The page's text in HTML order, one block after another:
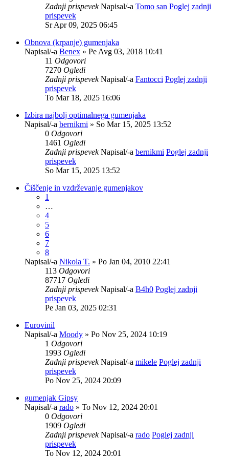
Zadnji prispevekNapisal/-a Tomo san Poglej zadnji
prispevek
Sr Apr 09, 2025 06:45
Obnova (krpanje) gumenjaka
Napisal/-a Benex » Pe Avg 03, 2018 10:41
11 Odgovori
7270 Ogledi
Zadnji prispevekNapisal/-a Fantocci Poglej zadnji
prispevek
To Mar 18, 2025 16:06
Izbira najbolj optimalnega gumenjaka
Napisal/-a bernikmi » So Mar 15, 2025 13:52
0 Odgovori
1461 Ogledi
Zadnji prispevekNapisal/-a bernikmi Poglej zadnji
prispevek
So Mar 15, 2025 13:52
Čiščenje in vzdrževanje gumenjakov
1
…
4
5
6
7
8
Napisal/-a Nikola T. » Po Jan 04, 2010 22:41
113 Odgovori
87717 Ogledi
Zadnji prispevekNapisal/-a B4h0 Poglej zadnji
prispevek
Pe Jan 03, 2025 02:31
Eurovinil
Napisal/-a Moody » Po Nov 25, 2024 10:19
1 Odgovori
1993 Ogledi
Zadnji prispevekNapisal/-a mikele Poglej zadnji
prispevek
Po Nov 25, 2024 20:09
gumenjak Gipsy
Napisal/-a rado » To Nov 12, 2024 20:01
0 Odgovori
1909 Ogledi
Zadnji prispevekNapisal/-a rado Poglej zadnji
prispevek
To Nov 12, 2024 20:01